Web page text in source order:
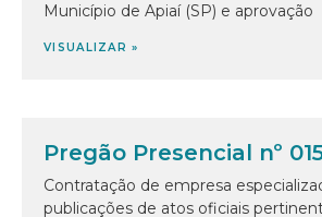
Município de Apiaí (SP) e aprovação
VISUALIZAR »
Pregão Presencial nº
Contratação de empresa
publicações de atos oficiais